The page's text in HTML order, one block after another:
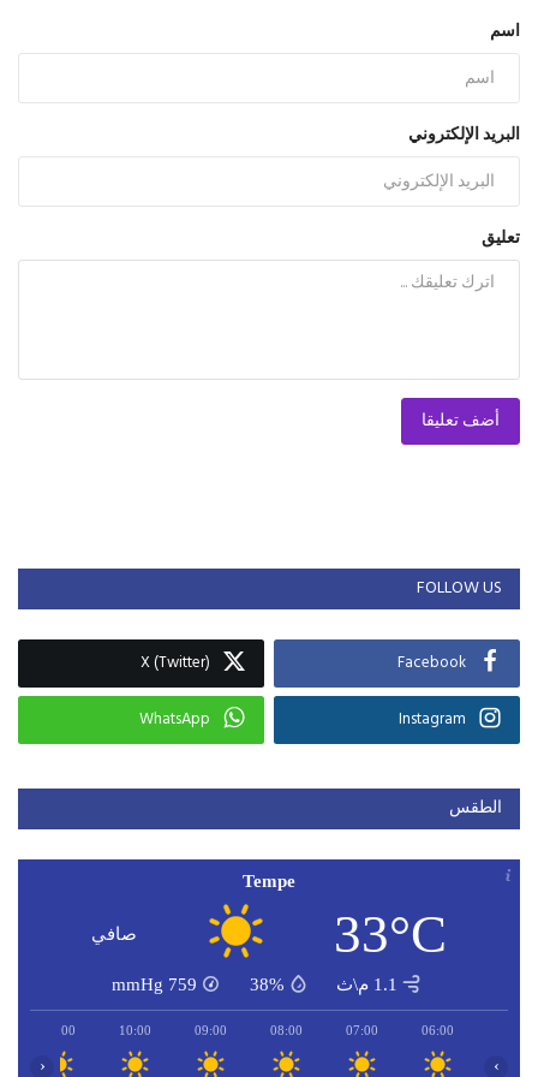
اسم
البريد الإلكتروني
تعليق
أضف تعليقا
FOLLOW US
Facebook
X (Twitter)
Instagram
WhatsApp
الطقس
Tempe
33°C صافي
1.1 م\ث 38%
759
mmHg
06:00
07:00
08:00
09:00
10:00
11:00
‹ ›